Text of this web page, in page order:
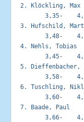
2. Klöckling, Max
3,35-
3. Hufschild,
3,48-
4. Nehls, Tobias
3,45-
5. Dieffenbacher,
3,58-
6. Tuschling,
3,60-
7. Baade, Paul
3,66-